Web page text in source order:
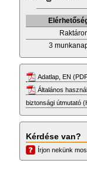
3
Adatlap, EN
Általános
biztonsági útmutató
Kérdése van?
Írjon nekünk